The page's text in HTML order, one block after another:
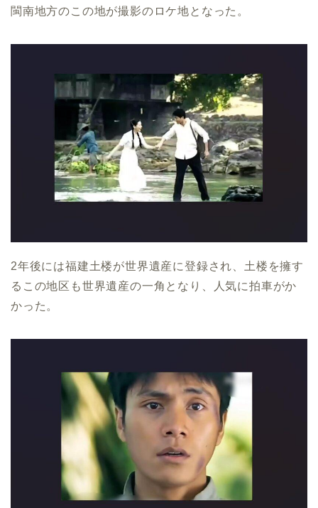
閩南地方のこの地が撮影のロケ地となった。
2年後には福建土楼が世界遺産に登録され、土楼を擁す
るこの地区も世界遺産の一角となり、人気に拍車がか
かった。